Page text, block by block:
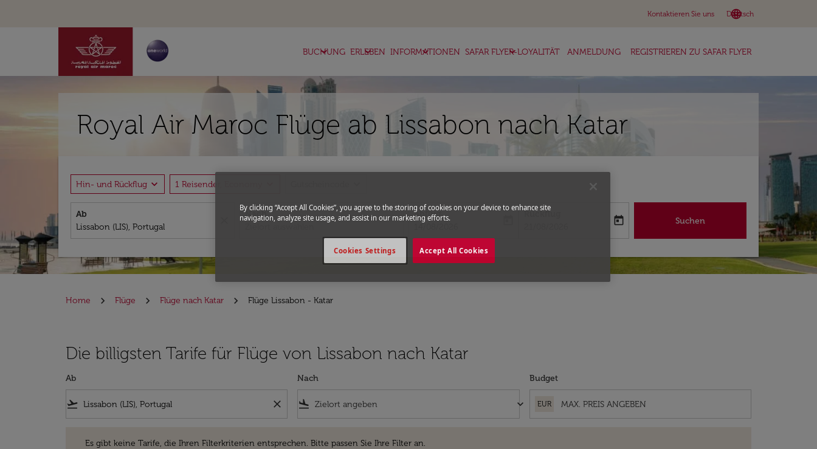
Kontaktieren Sie uns language
Deutsch
keyboard_arrow_down
BUCHUNG
keyboard_arrow_down ERLEBEN
keyboard_arrow_down INFORMATIONEN
keyboard_arrow_down SAFAR FLYER-LOYALITÄT
keyboard_arrow_down ANMELDUNG REGISTRIEREN ZU SAFAR FLYER
Royal Air Maroc Flüge ab Lissabon nach Katar
Hin- und Rückflug expand_more 1 Reisender, Economy
Ab Nach
Abflug
fc-booking-return-date-aria-label
today Suchen
Home Flüge Flüge nach Katar Flüge Lissabon - Katar
Die billigsten Tarife für Flüge von Lissabon nach Katar
Ab
flight_takeoff close
Nach
flight_land keyboard_arrow_down
Budget
EUR
Es gibt keine Tarife, die Ihren Filterkriterien entsprechen. Bitte passen Sie Ihre Filter an.
By clicking “Accept All Cookies”, you agree to the storing of cookies on your device to enhance site
navigation, analyze site usage, and assist in our marketing efforts.
Accept All Cookies
Cookies Settings